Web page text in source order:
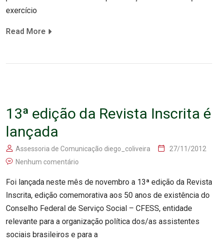
exercício
Read More
13ª edição da Revista Inscrita é
lançada
Assessoria de Comunicação diego_coliveira
27/11/2012
Nenhum comentário
Foi lançada neste mês de novembro a 13ª edição da Revista
Inscrita, edição comemorativa aos 50 anos de existência do
Conselho Federal de Serviço Social – CFESS, entidade
relevante para a organização política dos/as assistentes
sociais brasileiros e para a